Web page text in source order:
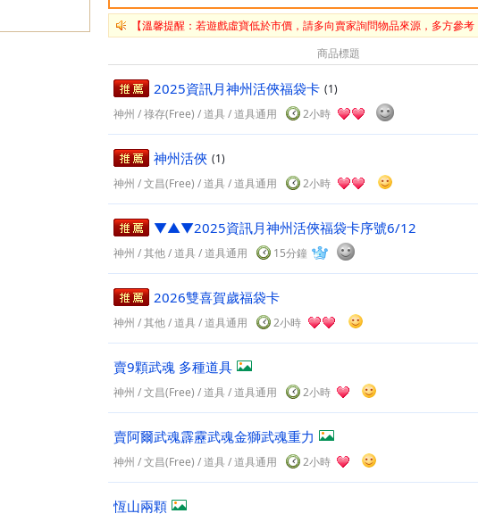
【溫馨提醒：若遊戲虛寶低於市價，請多向賣家詢問物品來源，多方參考
商品標題
2025資訊月神州活俠福袋卡 (1)
神州 /祿存(Free) /道具 / 道具通用 2小時
神州活俠 (1)
神州 /文昌(Free) /道具 / 道具通用 2小時
▼▲▼2025資訊月神州活俠福袋卡序號6/12
神州 /其他/道具 / 道具通用 15分鐘
2026雙喜賀歲福袋卡
神州 /其他/道具 / 道具通用 2小時
賣9顆武魂 多種道具
神州 /文昌(Free) /道具 / 道具通用 2小時
賣阿爾武魂霹靂武魂金獅武魂重力
神州 /文昌(Free) /道具 / 道具通用 2小時
恆山兩顆